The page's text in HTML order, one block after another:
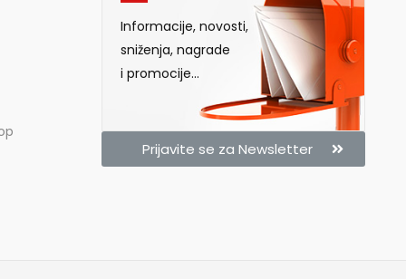
Informacije, novosti,
sniženja, nagrade
i promocije...
Prijavite se za Newsletter